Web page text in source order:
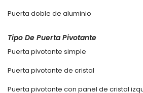
Puerta doble de aluminio
Tipo De Puerta Pivotante
Puerta pivotante simple
Puerta pivotante de cristal
Puerta pivotante con panel de cristal